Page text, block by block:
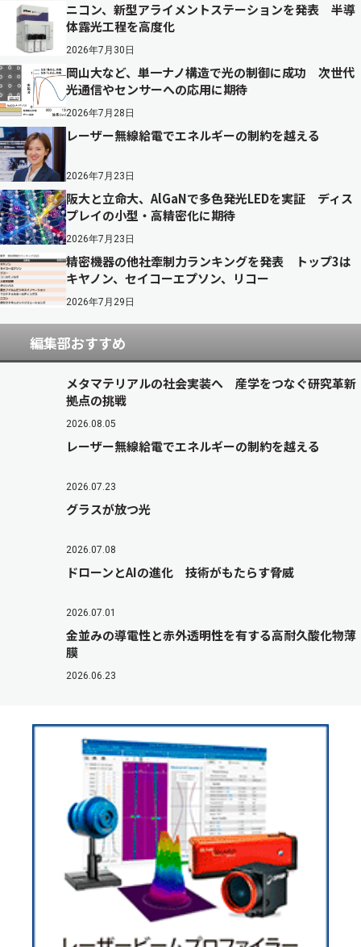
ニコン、新型アライメントステーションを発表 半導
体露光工程を高度化
2026年7月30日
岡山大など、単一ナノ構造で光の制御に成功 次世代
光通信やセンサーへの応用に期待
2026年7月28日
レーザー無線給電でエネルギーの制約を越える
2026年7月23日
阪大と立命大、AlGaNで多色発光LEDを実証 ディス
プレイの小型・高精密化に期待
2026年7月23日
精密機器の他社牽制力ランキングを発表 トップ3は
キヤノン、セイコーエプソン、リコー
2026年7月29日
編集部おすすめ
メタマテリアルの社会実装へ 産学をつなぐ研究革新
拠点の挑戦
2026.08.05
レーザー無線給電でエネルギーの制約を越える
2026.07.23
グラスが放つ光
2026.07.08
ドローンとAIの進化 技術がもたらす脅威
2026.07.01
金並みの導電性と赤外透明性を有する高耐久酸化物薄
膜
2026.06.23